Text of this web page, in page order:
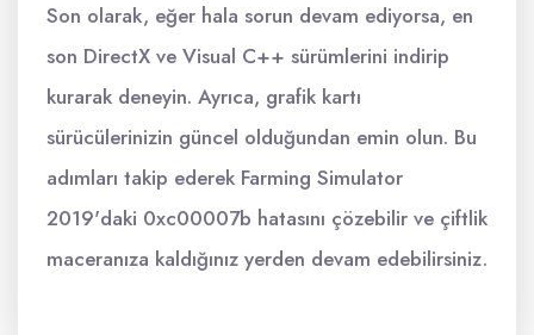
Son olarak, eğer hala sorun devam ediyorsa, en
son DirectX ve Visual C++ sürümlerini indirip
kurarak deneyin. Ayrıca, grafik kartı
sürücülerinizin güncel olduğundan emin olun. Bu
adımları takip ederek Farming Simulator
2019'daki 0xc00007b hatasını çözebilir ve çiftlik
maceranıza kaldığınız yerden devam edebilirsiniz.